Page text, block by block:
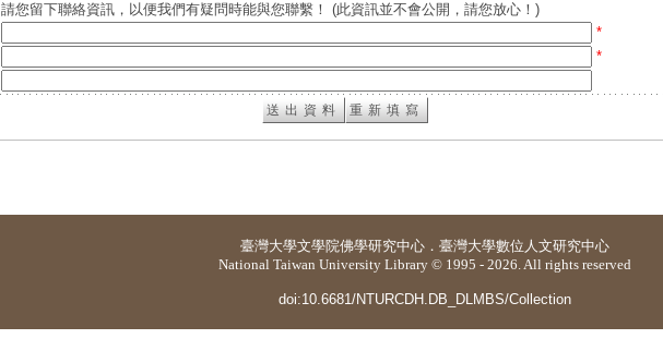
請您留下聯絡資訊，以便我們有疑問時能與您聯繫！ (此資訊並不會公開，請您放心！)
*
*
臺灣大學文學院佛學研究中心 ． 臺灣大學數位人文研究中心
National Taiwan University Library © 1995 - 2026. All rights reserved
doi:10.6681/NTURCDH.DB_DLMBS/Collection